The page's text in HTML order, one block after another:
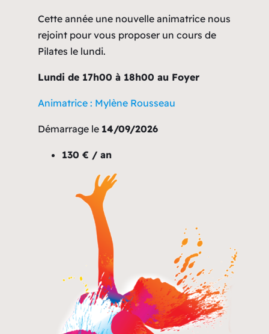
Cette année une nouvelle animatrice nous
rejoint pour vous proposer un cours de
Pilates le lundi.
Lundi de 17h00 à 18h00 au Foyer
Animatrice : Mylène Rousseau
Démarrage le 14/09/2026
130 € / an